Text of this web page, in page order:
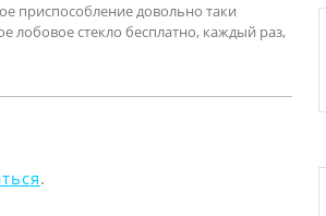
приспособление довольно таки
лобовое стекло бесплатно, каждый раз,
.